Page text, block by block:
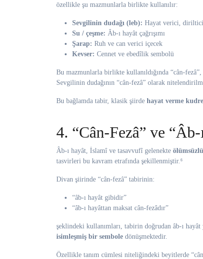
özellikle şu mazmunlarla birlikte kullanılır:
Sevgilinin dudağı (leb): Hayat verici,
Su / çeşme: Âb-ı hayât çağrışımı
Şarap: Ruh ve can verici içecek
Kevser: Cennet ve ebedîlik sembolü
Bu mazmunlarla birlikte kullanıldığında “cân-fezâ”,
Sevgilinin dudağının “cân-fezâ” olarak
Bu bağlamda tabir, klasik şiirde hayat verme
4. “Cân-Fezâ” ve
Âb-ı hayât, İslamî ve tasavvufî gelenekte
tasvirleri bu kavram etrafında şekillenmiştir.⁶
Divan şiirinde “cân-fezâ” tabirinin:
“âb-ı hayât gibidir”
“âb-ı hayâttan maksat cân-fezâdır”
şeklindeki kullanımları, tabirin doğrudan âb-ı
isimleşmiş bir sembole dönüşmektedir.
Özellikle tanım cümlesi niteliğindeki beyitlerde